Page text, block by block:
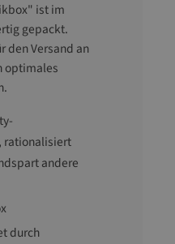
ist im
gepackt.
den Versand an
optimales
rationalisiert
andere
durch